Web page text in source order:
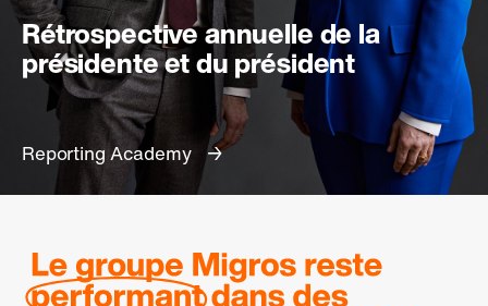
Rétrospective annuelle de la
présidente et du président
Reporting Academy